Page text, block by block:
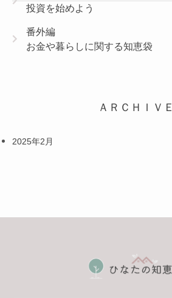
投資を始めよう
番外編
お金や暮らしに関する知恵袋
ＡＲＣＨＩＶＥ
2025年2月